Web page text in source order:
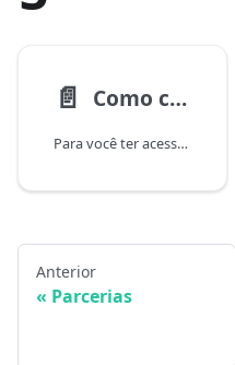
📄️ Como customizar a taxa de um afiliado?
Para você ter acesso a essa funcionadade você precisa ser parceiro da woovi.
Anterior
Parcerias